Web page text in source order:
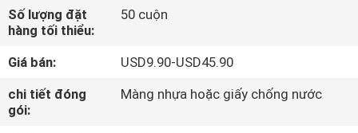
THAM
QUAN
NHÀ
Số lượng đặt
hàng tối thiểu:
50 cuộn
Giá bán:
USD9.90-USD45.90
chi tiết đóng
gói:
Màng nhựa hoặc giấy chống nước